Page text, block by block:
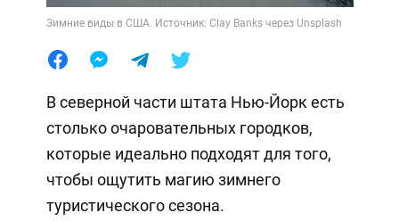
Зимние виды в США. Источник: Clay Banks через Unsplash
В северной части штата Нью-Йорк есть
столько очаровательных городков,
которые идеально подходят для того,
чтобы ощутить магию зимнего
туристического сезона.